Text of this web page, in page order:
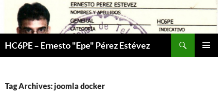
content
HC6PE – Ernesto "Epe" Pérez Estévez
Tag Archives: joomla docker